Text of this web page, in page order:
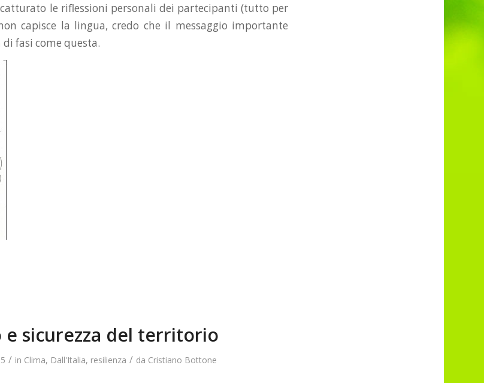
le riflessioni personali dei partecipanti (tutto per
capisce la lingua, credo che il messaggio importante
fasi come questa.
e sicurezza del territorio
/ in Clima, Dall'Italia, resilienza / da Cristiano Bottone